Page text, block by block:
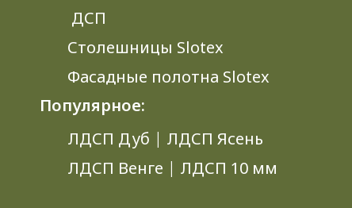
ДСП
Столешницы Slotex
Фасадные полотна Slotex
Популярное:
ЛДСП Дуб | ЛДСП Ясень
ЛДСП Венге | ЛДСП 10 мм